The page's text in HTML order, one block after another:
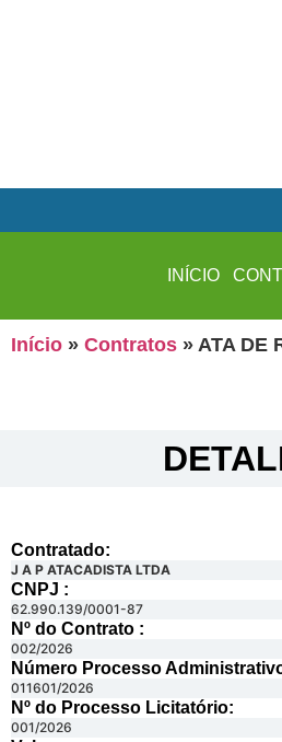
INÍCIO
Início » Contratos » ATA DE
Contratado:
J A P ATACADISTA LTDA
CNPJ :
62.990.139/0001-87
Nº do Contrato :
002/2026
Número Processo
011601/2026
Nº do Processo Licitatório:
001/2026